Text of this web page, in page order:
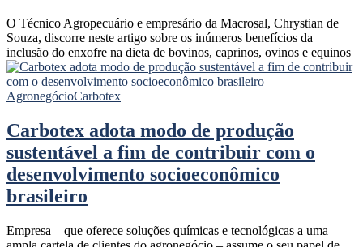
O Técnico Agropecuário e empresário da Macrosal, Chrystian de
Souza, discorre neste artigo sobre os inúmeros benefícios da
inclusão do enxofre na dieta de bovinos, caprinos, ovinos e equinos
AgronegócioCarbotex
Carbotex adota modo de produção
sustentável a fim de contribuir com o
desenvolvimento socioeconômico
brasileiro
Empresa – que oferece soluções químicas e tecnológicas a uma